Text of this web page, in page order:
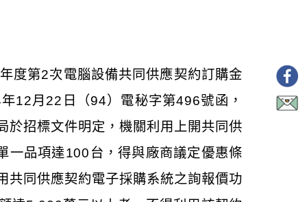
度第2次電腦設備共同供應契約訂購金
12月22日（94）電秘字第496號函，
於招標文件明定，機關利用上開共同供
一品項達100台，得與廠商議定優惠條
共同供應契約電子採購系統之詢報價功